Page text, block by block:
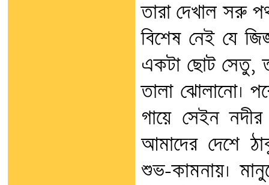
তারা দেখাল সরু
বিশেষ নেই যে
একটা ছোট সেতু,
তালা ঝোলানো।
গায়ে সেইন
আমাদের দেশে
শুভ-কামনায়।